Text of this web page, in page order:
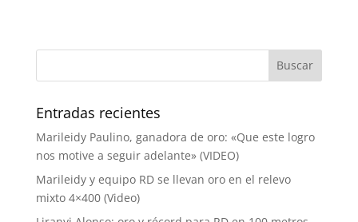
Entradas recientes
Marileidy Paulino, ganadora de oro: «Que este logro
nos motive a seguir adelante» (VIDEO)
Marileidy y equipo RD se llevan oro en el relevo
mixto 4×400 (Video)